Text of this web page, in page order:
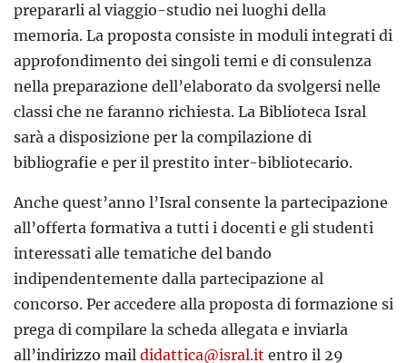
prepararli al viaggio-studio nei luoghi della
memoria. La proposta consiste in moduli integrati di
approfondimento dei singoli temi e di consulenza
nella preparazione dell’elaborato da svolgersi nelle
classi che ne faranno richiesta. La Biblioteca Isral
sarà a disposizione per la compilazione di
bibliografie e per il prestito inter-bibliotecario.
Anche quest’anno l’Isral consente la partecipazione
all’offerta formativa a tutti i docenti e gli studenti
interessati alle tematiche del bando
indipendentemente dalla partecipazione al
concorso. Per accedere alla proposta di formazione si
prega di compilare la scheda allegata e inviarla
all’indirizzo mail didattica@isral.it entro il 29